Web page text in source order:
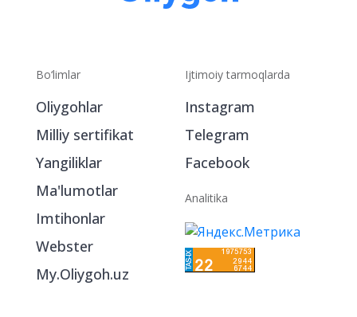
Bo‘limlar
Oliygohlar
Imtihonlar
Ijtimoiy tarmoqlarda
Telegram
Facebook
Analitika